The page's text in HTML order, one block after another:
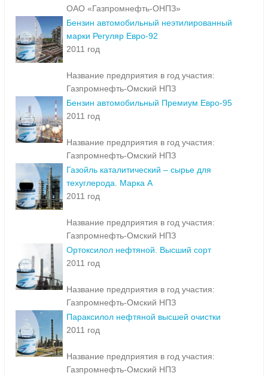
Название предприятия в год участия:
ОАО «Газпромнефть-ОНПЗ»
Бензин автомобильный неэтилированный
марки Регуляр Евро-92
Название предприятия в год участия:
Газпромнефть-Омский НПЗ
Бензин автомобильный Премиум Евро-95
Название предприятия в год участия:
Газпромнефть-Омский НПЗ
Газойль каталитический – сырье для
техуглерода. Марка А
Название предприятия в год участия:
Газпромнефть-Омский НПЗ
Ортоксилол нефтяной. Высший сорт
Название предприятия в год участия:
Газпромнефть-Омский НПЗ
Параксилол нефтяной высшей очистки
Название предприятия в год участия: